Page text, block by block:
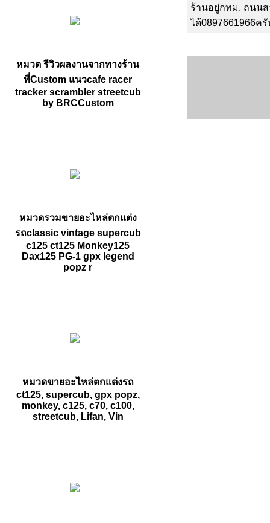
หมวด รีวิวผลงานจากทางร้าน
ที่Custom แนวcafe racer
tracker scrambler streetcub
by BRCCustom
หมวดรวมขายอะไหล่ตกแต่ง
รถclassic vintage supercub
c125 ct125 Monkey125
Dax125 PG-1 gpx legend
popz r
หมวดขายอะไหล่ตกแต่งรถ
ct125, supercub, gpx popz,
monkey, c125, c70, c100,
streetcub, Lifan, Vin
ร้านอยู่กทม. ถนน
ได้0897661966ครั